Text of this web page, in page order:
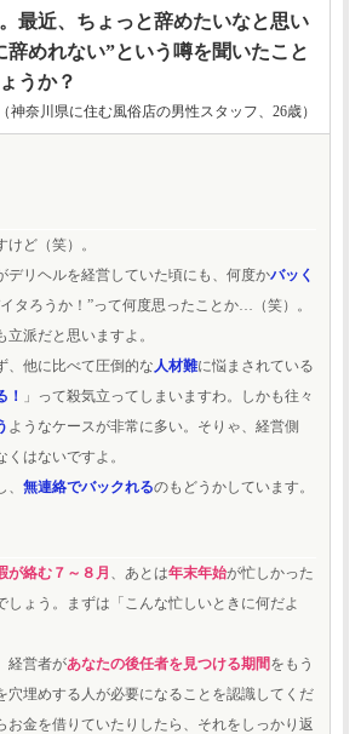
最近、ちょっと辞めたいなと思い
めれない”という噂を聞いたこと
うか？
（神奈川県に住む風俗店の男性スタッフ、26歳）
ど（笑）。
デリヘルを経営していた頃にも、何度かバッく
タろうか！”って何度思ったことか…（笑）。
立派だと思いますよ。
、他に比べて圧倒的な人材難に悩まされている
！
」って殺気立ってしまいますわ。しかも往々
ようなケースが非常に多い。そりゃ、経営側
はないですよ。
無連絡でバックれるのもどうかしています。
が絡む７～８月 、あとは年末年始が忙しかった
ょう。まずは「こんな忙しいときに何だよ
経営者があなたの後任者を見つける期間をもう
埋めする人が必要になることを認識してくだ
金を借りていたりしたら、それをしっかり返